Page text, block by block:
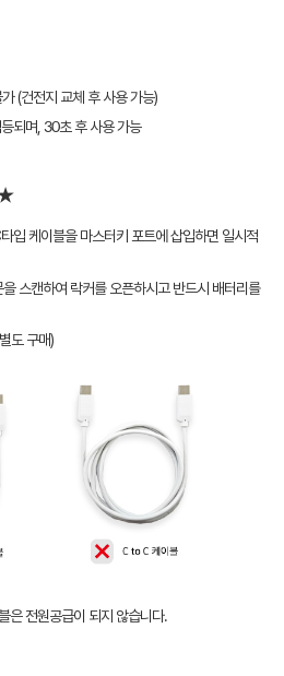
(건전지 교체 후 사용 가능)
되며, 30초 후 사용 가능
입 케이블을 마스터키 포트에 삽입하면 일시적
스캔하여 락커를 오픈하시고 반드시 배터리를
도 구매)
전원공급이 되지 않습니다.